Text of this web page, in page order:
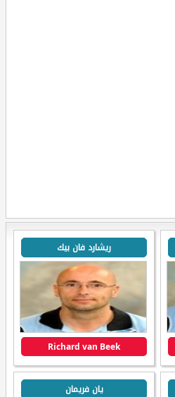
ريشارد فان بيك
Richard van Beek
يان فريمان